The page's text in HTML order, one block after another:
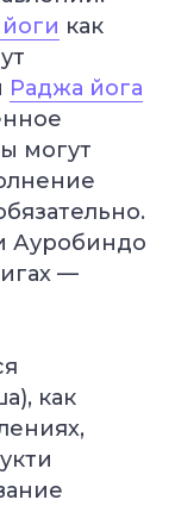
как
Раджа йога
могут
Ауробиндо
—
как